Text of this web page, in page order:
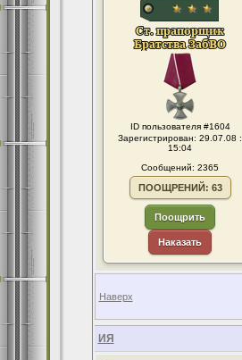
ID пользователя #1604
Зарегистрирован: 29.07.08 :
15:04
Сообщений: 2365
ПООЩРЕНИЙ: 63
Поощрить
Наказать
Наверх
ИЯ